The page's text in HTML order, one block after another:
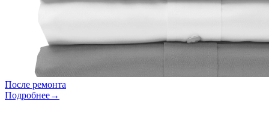
После ремонта
Подробнее→